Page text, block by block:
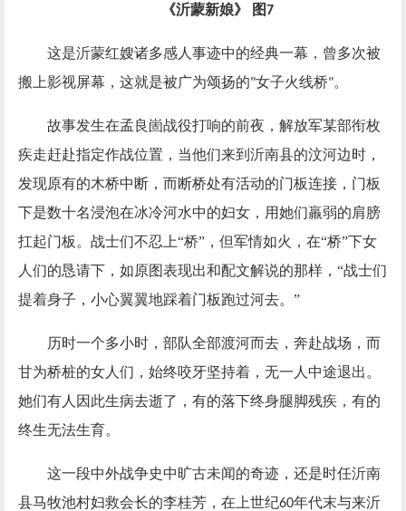
《沂蒙新娘》 图7
这是沂蒙红嫂诸多感人事迹中的经典一幕，曾多次被
搬上影视屏幕，这就是被广为颂扬的"女子火线桥"。
故事发生在孟良崮战役打响的前夜，解放军某部衔枚
疾走赶赴指定作战位置，当他们来到沂南县的汶河边时，
发现原有的木桥中断，而断桥处有活动的门板连接，门板
下是数十名浸泡在冰冷河水中的妇女，用她们羸弱的肩膀
扛起门板。战士们不忍上“桥”，但军情如火，在“桥”下女
人们的恳请下，如原图表现出和配文解说的那样，“战士们
提着身子，小心翼翼地踩着门板跑过河去。”
历时一个多小时，部队全部渡河而去，奔赴战场，而
甘为桥桩的女人们，始终咬牙坚持着，无一人中途退出。
她们有人因此生病去逝了，有的落下终身腿脚残疾，有的
终生无法生育。
这一段中外战争史中旷古未闻的奇迹，还是时任沂南
县马牧池村妇救会长的李桂芳，在上世纪60年代末与来沂